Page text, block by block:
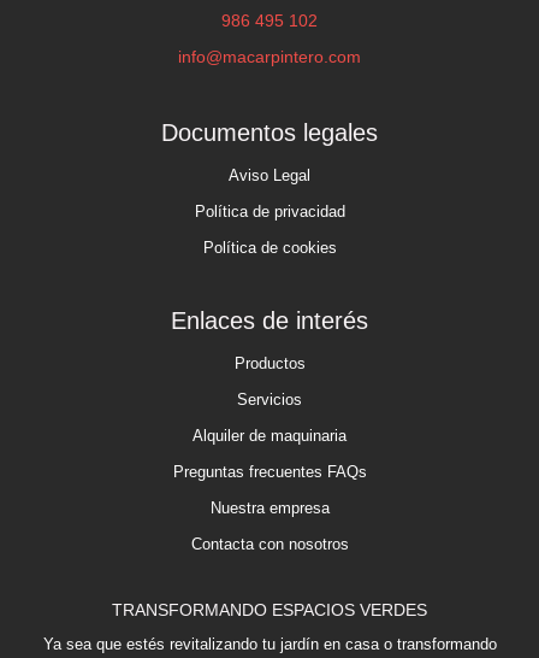
986 495 102
info@macarpintero.com
Documentos legales
Aviso Legal
Política de privacidad
Política de cookies
Enlaces de interés
Productos
Servicios
Alquiler de maquinaria
Preguntas frecuentes FAQs
Nuestra empresa
Contacta con nosotros
TRANSFORMANDO ESPACIOS VERDES
Ya sea que estés revitalizando tu jardín en casa o transformando